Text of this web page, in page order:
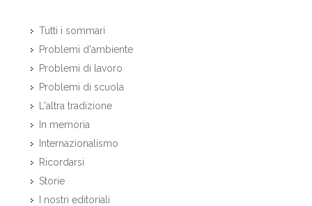
Tutti i sommari
Problemi d'ambiente
Problemi di lavoro
Problemi di scuola
L'altra tradizione
In memoria
Internazionalismo
Ricordarsi
Storie
I nostri editoriali